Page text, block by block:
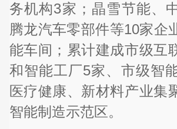
务机构3家；晶雪节能、
腾龙汽车零部件等10家企
能车间；累计建成市级互
和智能工厂5家、市级智
医疗健康、新材料产业集
智能制造示范区。